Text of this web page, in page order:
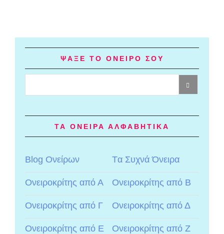
ΨΑΞΕ ΤΟ ΟΝΕΙΡΟ ΣΟΥ
ΤΑ ΟΝΕΙΡΑ ΑΛΦΑΒΗΤΙΚΑ
Blog Ονείρων Tα Συχνά Όνειρα
Ονειροκρίτης από Α Ονειροκρίτης από Β
Ονειροκρίτης από Γ Ονειροκρίτης από Δ
Ονειροκρίτης από Ε Ονειροκρίτης από Ζ